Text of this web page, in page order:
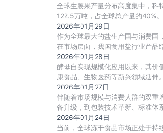
全球生腰果产量分布高度集中，科
122.5万吨，占全球总产量的40%
2026年01月29日
作为全球最大的盐生产国与消费国
在市场层面，我国食用盐行业产品
加
2026年01月28日
酵母自实现规模化应用以来，其价
康食品、生物医药等新兴领域延伸
升级
2026年01月27日
伴随着市场规模与消费人群的双重
备升级，到包装技术革新、标准体
2026年01月24日
当前，全球冻干食品市场正处于